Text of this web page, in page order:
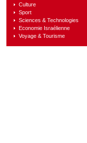
Culture
Sport
Sciences & Technologies
Economie Israélienne
Voyage & Tourisme